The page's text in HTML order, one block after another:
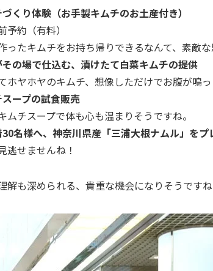
くり体験（お手製キムチのお土産付き）
約（有料）
ったキムチをお持ち帰りできるなんて、素敵
の場で仕込む、漬けたて白菜キムチの提供
ホヤホヤのキムチ、想像しただけでお腹が鳴
ープの試食販売
ムチスープで体も心も温まりそうですね。
名様へ、神奈川県産「三浦大根ナムル」をプ
逃せませんね！
解も深められる、貴重な機会になりそうですね